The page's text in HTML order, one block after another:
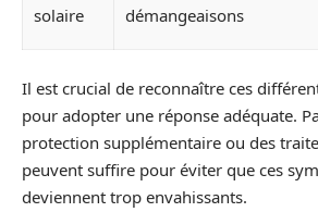
solaire
démangeaisons
Il est crucial de reconnaître ces
pour adopter une réponse adéquate.
protection supplémentaire ou des
peuvent suffire pour éviter que ces
deviennent trop envahissants.